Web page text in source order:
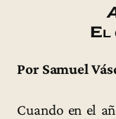
El
Por Samuel
Cuando en el